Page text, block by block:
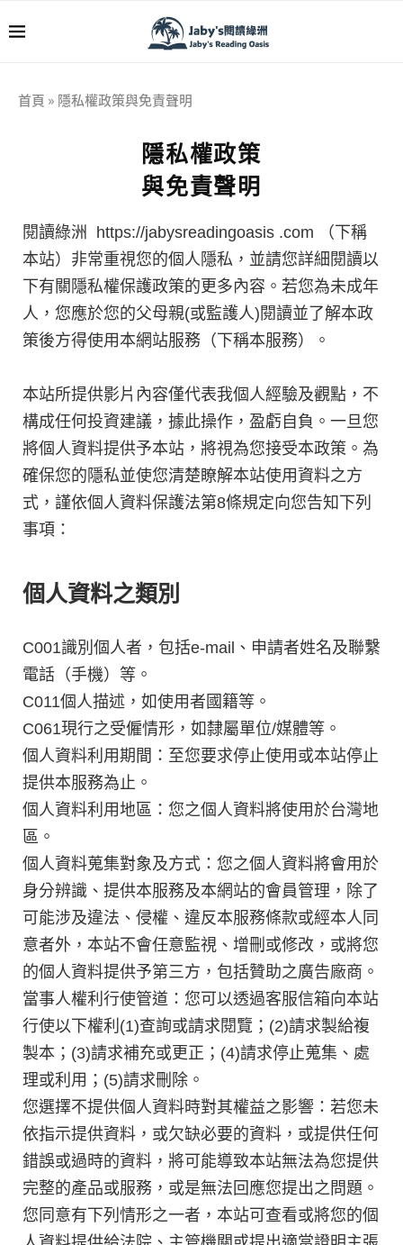
首頁 » 隱私權政策與免責聲明
隱私權政策
與免責聲明
閱讀綠洲 https://jabysreadingoasis .com
（下稱
本站）非常重視您的個人隱私，並請您詳細閱讀以
下有關隱私權保護政策的更多內容。若您為未成年
人，您應於您的父母親(或監護人)閱讀並了解本政
策後方得使用本網站服務（下稱本服務）。
本站所提供影片內容僅代表我個人經驗及觀點，不
構成任何投資建議，據此操作，盈虧自負。一旦您
將個人資料提供予本站，將視為您接受本政策。 為
確保您的隱私並使您清楚瞭解本站使用資料之方
式，謹依個人資料保護法第8條規定向您告知下列
事項：
個人資料之類別
C001識別個人者，包括e-mail、申請者姓名及聯繫
電話（手機）等。
C011個人描述，如使用者國籍等。
C061現行之受僱情形，如隸屬單位/媒體等。
個人資料利用期間：至您要求停止使用或本站停止
提供本服務為止。
個人資料利用地區：您之個人資料將使用於台灣地
區。
個人資料蒐集對象及方式：您之個人資料將會用於
身分辨識、提供本服務及本網站的會員管理，除了
可能涉及違法、侵權、違反本服務條款或經本人同
意者外，本站不會任意監視、增刪或修改，或將您
的個人資料提供予第三方，包括贊助之廣告廠商。
當事人權利行使管道：您可以透過客服信箱向本站
行使以下權利(1)查詢或請求閱覽；(2)請求製給複
製本；(3)請求補充或更正；(4)請求停止蒐集、處
理或利用；(5)請求刪除。
您選擇不提供個人資料時對其權益之影響：若您未
依指示提供資料，或欠缺必要的資料，或提供任何
錯誤或過時的資料，將可能導致本站無法為您提供
完整的產品或服務，或是無法回應您提出之問題。
您同意有下列情形之一者，本站可查看或將您的個